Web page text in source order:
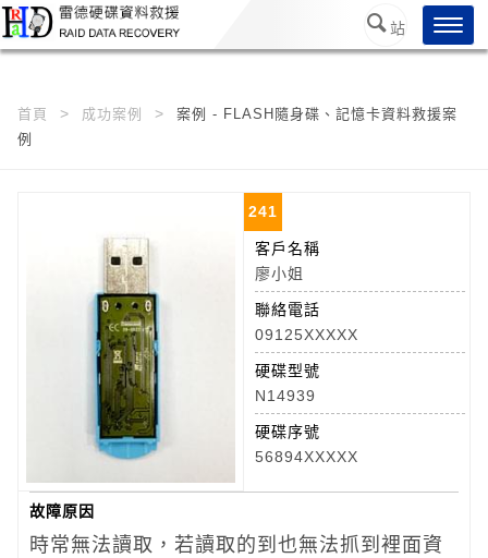
/**/
站
內搜
首頁 成功案例
案例 - FLASH隨身碟、記憶卡資料救援案
例
241
客戶名稱
廖小姐
聯絡電話
09125XXXXX
硬碟型號
N14939
硬碟序號
56894XXXXX
故障原因
時常無法讀取，若讀取的到也無法抓到裡面資